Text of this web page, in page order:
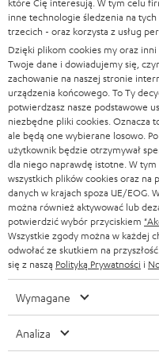
e
t
t
e
r
a
SOUNDBARY
GŁOŚNIKI HIFI
SMART HOME
BLUETOOTH
SŁUCHAWKI
SŁUCHAWKI BLUETOOTH
WIEŻE HI-FI
GŁOŚNIKI
ULTIMA
SŁUCHAWKI DOUSZNE
KARIERA
KONTAKT PRASOWY
B2B
BLOG
NEWSLETTER
SKLEPY
KORZYŚCI
TEUFEL STORY
ZARZĄD
TROSKA O ŚRODOWISKO
NIEMCY
AUSTRIA
SZWAJCARIA
HOLANDIA
BELGIA
FRANCJA
POLSKA
HISZPANIA
inne technologie śledzenia na
trzecich - oraz korzysta z usług
Dzięki plikom cookies my oraz
Twoje dane i dowiadujemy się,
zachowanie na naszej stronie
urządzenia końcowego. To Ty
potwierdzasz nasze podstawowe
niezbędne pliki cookies. Oznacza
ale będą one wybierane losowo.
użytkownik będzie otrzymywał
dla niego naprawdę istotne. W
wszystkich plików cookies oraz na
danych w krajach spoza UE/EOG.
można również aktywować lub
potwierdzić wybór przyciskiem
Wszystkie zgody można w każdej
odwołać ze skutkiem na
się z naszą Polityką Prywatności i
Wymagane
Analiza